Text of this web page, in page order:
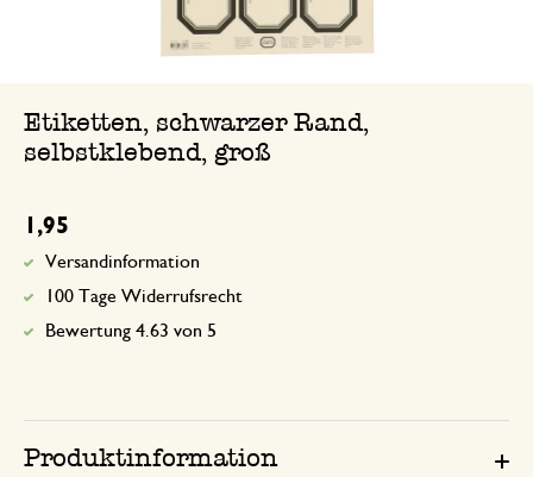
Etiketten, schwarzer Rand,
selbstklebend, groß
1,95
Versandinformation
100 Tage Widerrufsrecht
Bewertung 4.63 von 5
Produktinformation